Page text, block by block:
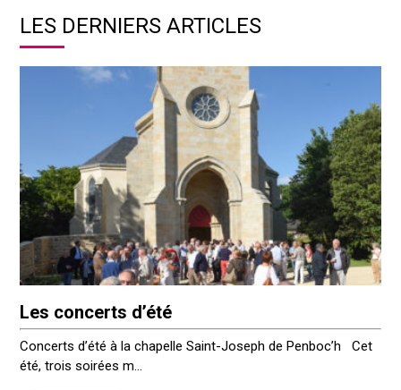
LES DERNIERS ARTICLES
Les concerts d’été
Concerts d’été à la chapelle Saint-Joseph de Penboc’h Cet
été, trois soirées m...